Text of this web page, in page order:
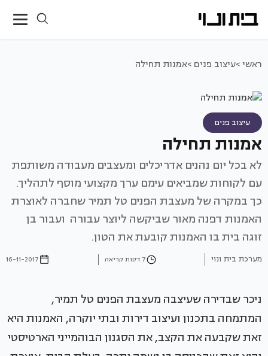
ראשי >עיצוב פנים >אמנות תחילה
עיצוב פנים
אמנות תחילה
לא בכל יום נהנים אדריכלים ומעצבים מעבודה משותפת
עם לקוחות שמביאים עימם ערך מקצועי מוסף לתהליך.
כך במקרה של מעצבת הפנים טל תמיר שחברה לאוצרת
האמנות דפנה מאור שביקשה ליוצר עבורה ועבור בן
זוגה בית בו האמנות קובעת את הטון.
מערכת בית ונוי 7 דקות קריאה 16-11-2017
ניכר שבדירה שעיצבה מעצבת הפנים טל תמיר,
המתמחה בתכנון ועיצוב דירות ובתי יוקרה, האמנות היא
זאת שקבעה את הקצב, את הסגנון הבוהמייני הארטיסטי